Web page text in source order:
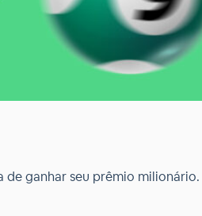
de ganhar seu prêmio milionário.